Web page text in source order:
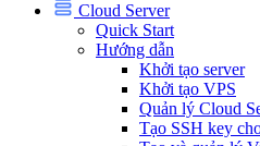
Cloud Server
Quick Start
Hướng dẫn
Khởi tạo server
Khởi tạo VPS
Quản lý Cloud
Tạo SSH key